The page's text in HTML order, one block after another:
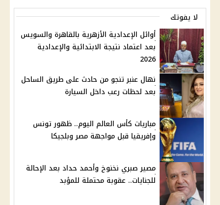
لا يفوتك
أوائل الإعدادية الأزهرية بالقاهرة والسويس
بعد اعتماد نتيجة الابتدائية والإعدادية
2026
نهال عنبر تنجو من حادث على طريق الساحل
بعد لحظات رعب داخل السيارة
مباريات كأس العالم اليوم.. ظهور تونس
وإفريقيا قبل مواجهة مصر وبلجيكا
مصير صبري نخنوخ وأحمد حداد بعد الإحالة
للجنايات.. عقوبة محتملة للمؤبد